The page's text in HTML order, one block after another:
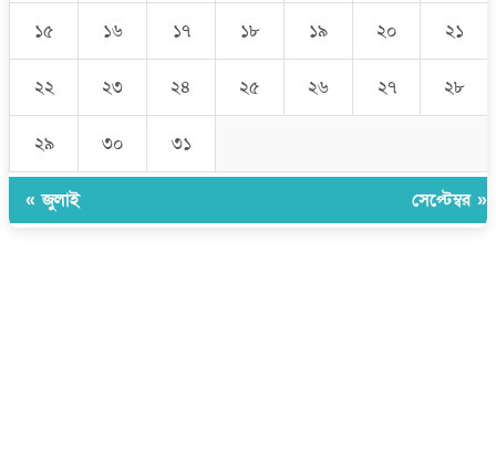
১৫ ১৬ ১৭ ১৮ ১৯ ২০ ২১
২২ ২৩ ২৪ ২৫ ২৬ ২৭ ২৮
২৯ ৩০ ৩১
« জুলাই সেপ্টেম্বর »